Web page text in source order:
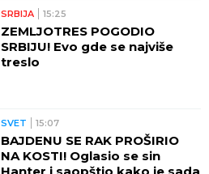
SRBIJA 15:25
ZEMLJOTRES POGODIO
SRBIJU! Evo gde se najviše
treslo
SVET 15:07
BAJDENU SE RAK PROŠIRIO
NA KOSTI! Oglasio se sin
Hanter i saopštio kako je sada